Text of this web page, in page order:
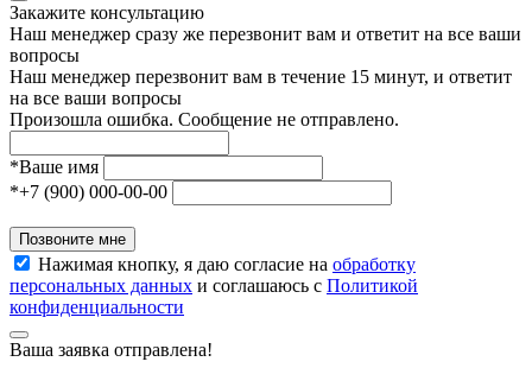
Закажите консультацию
Наш менеджер сразу же перезвонит вам и ответит на все ваши
вопросы
Наш менеджер перезвонит вам в течение 15 минут, и ответит
на все ваши вопросы
Произошла ошибка. Сообщение не отправлено.
*Ваше имя
*+7 (900) 000-00-00
Позвоните мне
Нажимая кнопку, я даю согласие на обработку
персональных данных и соглашаюсь с Политикой
конфиденциальности
Ваша заявка отправлена!